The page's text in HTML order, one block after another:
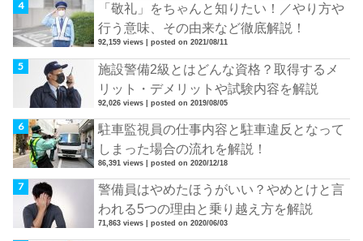
「敬礼」をちゃんと知りたい！／やり方や
行う意味、その由来など徹底解説！
92,159 views |posted on 2021/08/11
施設警備2級とはどんな資格？取得するメ
リット・デメリットや試験内容を解説
92,026 views |posted on 2019/08/05
駐車監視員の仕事内容と駐車違反となって
しまった場合の流れを解説！
86,391 views |posted on 2020/12/18
警備員はやめたほうがいい？やめとけと言
われる5つの理由と乗り越え方を解説
71,863 views |posted on 2020/06/03